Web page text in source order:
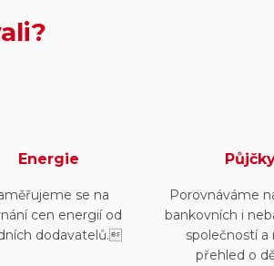
Energie
se na
cen energií od
dodavatelů.
Porovnáváme
bankovních i
společností a
přehled o